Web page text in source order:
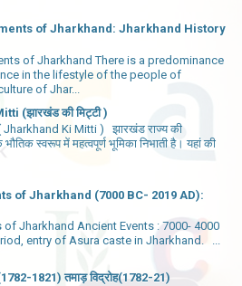
of Jharkhand: Jharkhand History
of Jharkhand There is a predominance
in the lifestyle of the people of
of Jhar...
(झारखंड की मिट्टी )
Jharkhand Ki Mitti ) झारखंड राज्य की
स्वरूप में महत्वपूर्ण भूमिका निभाती है। यहां की
of Jharkhand (7000 BC- 2019 AD):
of Jharkhand Ancient Events : 7000- 4000
entry of Asura caste in Jharkhand. ...
1821) तमाड़ विद्रोह(1782-21)